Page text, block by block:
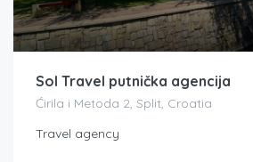
Sol Travel putnička agencija
Ćirila i Metoda 2, Split, Croatia
Travel agency